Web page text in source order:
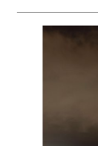
ねてきたのだろ